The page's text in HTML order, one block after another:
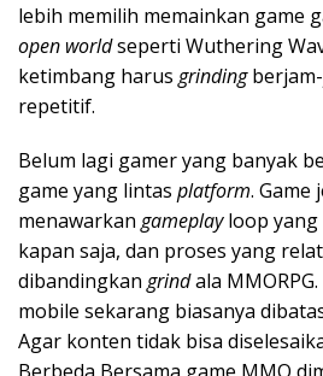
lebih memilih memainkan game
open worldseperti Wuthering
ketimbang harus grinding
repetitif.
Belum lagi gamer yang banyak
game yang lintas platform. Game
menawarkan gameplayloop yang
kapan saja, dan proses yang
dibandingkan grindala
mobile sekarang biasanya
Agar konten tidak bisa